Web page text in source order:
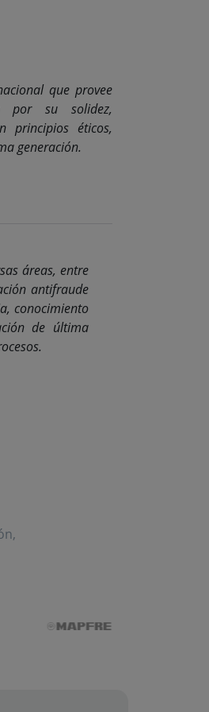
que provee
por su solidez,
principios éticos,
generación.
áreas, entre
antifraude
conocimiento
de última